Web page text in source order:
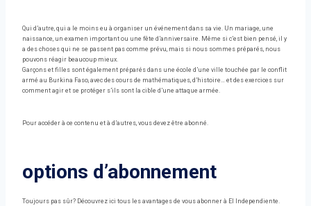
Qui d’autre, qui a le moins eu à organiser un événement dans sa vie. Un mariage, une
naissance, un examen important ou une fête d’anniversaire. Même si c’est bien pensé, il y
a des choses qui ne se passent pas comme prévu, mais si nous sommes préparés, nous
pouvons réagir beaucoup mieux.
Garçons et filles sont également préparés dans une école d’une ville touchée par le conflit
armé au Burkina Faso, avec des cours de mathématiques, d’histoire… et des exercices sur
comment agir et se protéger s’ils sont la cible d’une attaque armée.
Pour accéder à ce contenu et à d’autres, vous devez être abonné.
options d’abonnement
Toujours pas sûr? Découvrez ici tous les avantages de vous abonner à El Independiente.